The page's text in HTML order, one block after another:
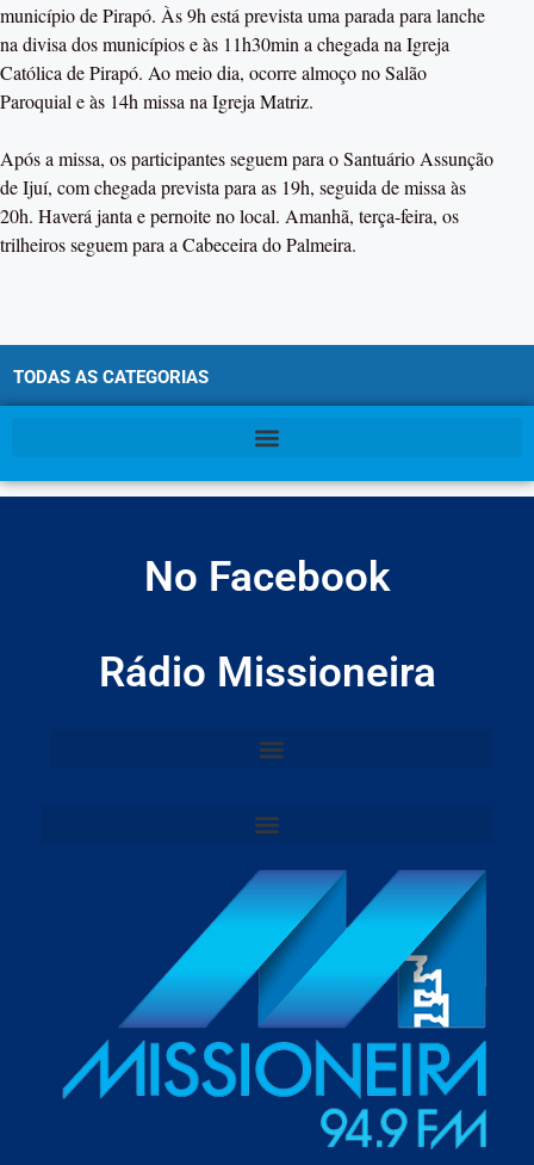
município de Pirapó. Às 9h está prevista uma parada para lanche
na divisa dos municípios e às 11h30min a chegada na Igreja
Católica de Pirapó. Ao meio dia, ocorre almoço no Salão
Paroquial e às 14h missa na Igreja Matriz.
Após a missa, os participantes seguem para o Santuário Assunção
de Ijuí, com chegada prevista para as 19h, seguida de missa às
20h. Haverá janta e pernoite no local. Amanhã, terça-feira, os
trilheiros seguem para a Cabeceira do Palmeira.
TODAS AS CATEGORIAS
No Facebook
Rádio Missioneira